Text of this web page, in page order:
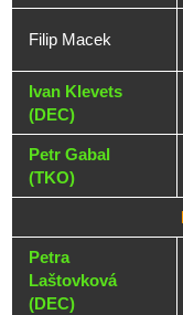
Filip Macek
Ivan Klevets
(DEC)
Petr Gabal
(TKO)
Petra
Laštovková
(DEC)